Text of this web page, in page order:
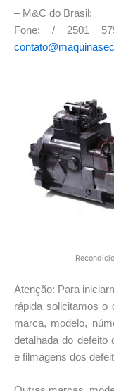
– M&C do Brasil:
Fone: / 2501
Atenção: Para
rápida solicitamos o
marca, modelo,
detalhada do defeito
e filmagens dos